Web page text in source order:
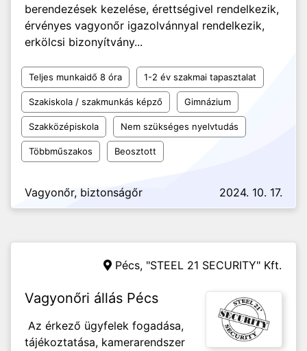
berendezések kezelése, érettségivel rendelkezik,
érvényes vagyonőr igazolvánnyal rendelkezik,
erkölcsi bizonyítvány...
Teljes munkaidő 8 óra 1-2 év szakmai tapasztalat
Szakiskola / szakmunkás képző Gimnázium
Szakközépiskola Nem szükséges nyelvtudás
Többműszakos Beosztott
Vagyonőr, biztonságőr 2024. 10. 17.
Pécs, "STEEL 21 SECURITY" Kft.
Vagyonőri állás Pécs
Az érkező ügyfelek fogadása,
tájékoztatása, kamerarendszer